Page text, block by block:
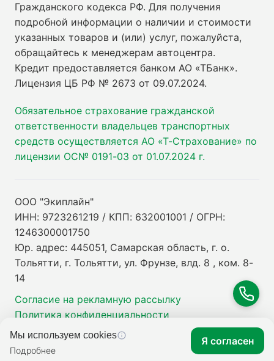
Гражданского кодекса РФ. Для получения
подробной информации о наличии и стоимости
указанных товаров и (или) услуг, пожалуйста,
обращайтесь к менеджерам автоцентра.
Кредит предоставляется банком АО «ТБанк».
Лицензия ЦБ РФ № 2673 от 09.07.2024.
Обязательное страхование гражданской
ответственности владельцев транспортных
средств осуществляется АО «Т-Страхование» по
лицензии ОС№ 0191-03 от 01.07.2024 г.
ООО "Экиплайн"
ИНН: 9723261219 / КПП: 632001001 / ОГРН:
1246300001750
Юр. адрес: 445051, Самарская область, г. о.
Тольятти, г. Тольятти, ул. Фрунзе, влд. 8 , ком. 8-
14
Согласие на рекламную рассылку
Политика конфиденциальности
Мы используем cookies
Подробнее
Я согласен